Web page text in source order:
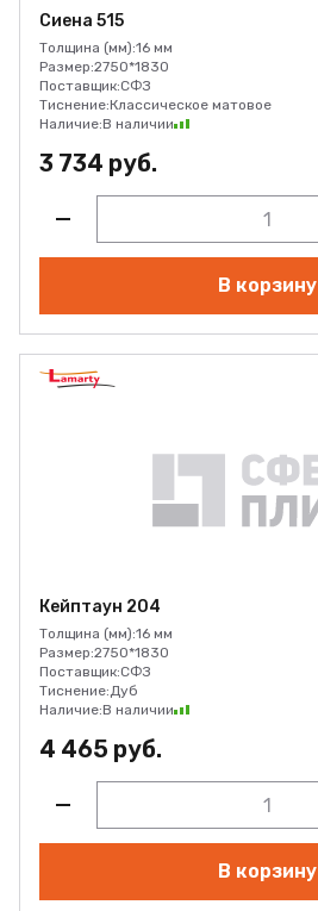
Сиена 515
Толщина (мм):16 мм
Размер:2750*1830
Поставщик:СФЗ
Тиснение:Классическое матовое
Наличие:В наличии
3 734 руб.
В корзину
Кейптаун 204
Толщина (мм):16 мм
Размер:2750*1830
Поставщик:СФЗ
Тиснение:Дуб
Наличие:В наличии
4 465 руб.
В корзину